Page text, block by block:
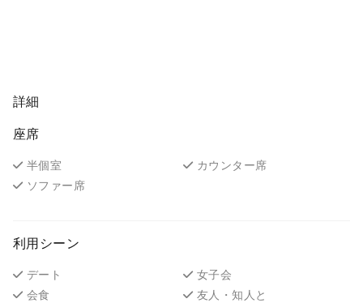
詳細
座席
半個室
カウンター席
ソファー席
利用シーン
デート
女子会
会食
友人・知人と